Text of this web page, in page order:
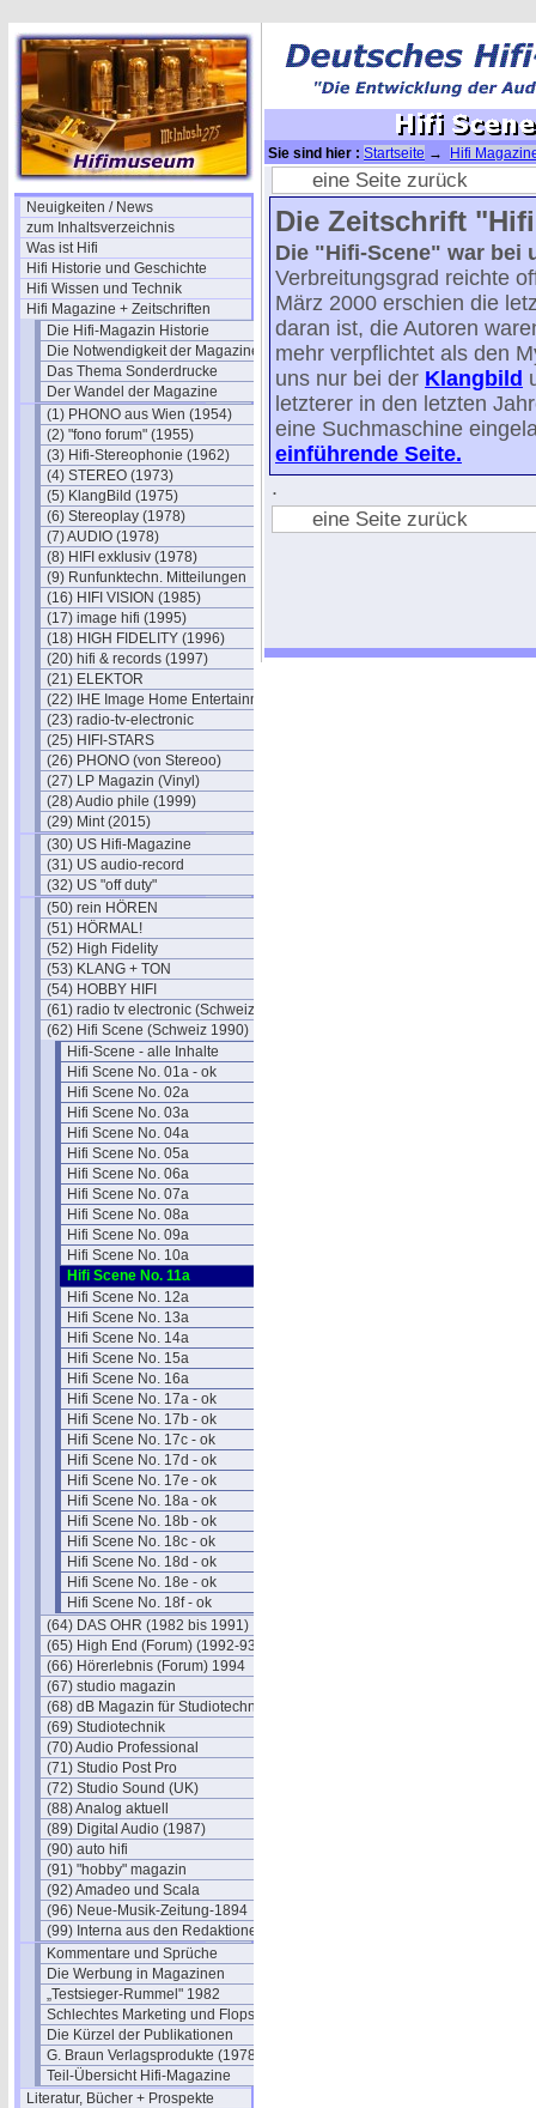
Neuigkeiten / News
zum Inhaltsverzeichnis
Was ist Hifi
Hifi Historie und Geschichte
Hifi Wissen und Technik
Hifi Magazine + Zeitschriften
Die Hifi-Magazin Historie
Die Notwendigkeit der Magazine
Das Thema Sonderdrucke
Der Wandel der Magazine
(1) PHONO aus Wien (1954)
(2) "fono forum" (1955)
(3) Hifi-Stereophonie (1962)
(4) STEREO (1973)
(5) KlangBild (1975)
(6) Stereoplay (1978)
(7) AUDIO (1978)
(8) HIFI exklusiv (1978)
(9) Runfunktechn. Mitteilungen
(16) HIFI VISION (1985)
(17) image hifi (1995)
(18) HIGH FIDELITY (1996)
(20) hifi & records (1997)
(21) ELEKTOR
(22) IHE Image Home Entertainment
(23) radio-tv-electronic
(25) HIFI-STARS
(26) PHONO (von Stereoo)
(27) LP Magazin (Vinyl)
(28) Audio phile (1999)
(29) Mint (2015)
(30) US Hifi-Magazine
(31) US audio-record
(32) US "off duty"
(50) rein HÖREN
(51) HÖRMAL!
(52) High Fidelity
(53) KLANG + TON
(54) HOBBY HIFI
(61) radio tv electronic (Schweiz)
(62) Hifi Scene (Schweiz 1990)
Hifi-Scene - alle Inhalte
Hifi Scene No. 01a - ok
Hifi Scene No. 02a
Hifi Scene No. 03a
Hifi Scene No. 04a
Hifi Scene No. 05a
Hifi Scene No. 06a
Hifi Scene No. 07a
Hifi Scene No. 08a
Hifi Scene No. 09a
Hifi Scene No. 10a
Hifi Scene No. 11a
Hifi Scene No. 12a
Hifi Scene No. 13a
Hifi Scene No. 14a
Hifi Scene No. 15a
Hifi Scene No. 16a
Hifi Scene No. 17a - ok
Hifi Scene No. 17b - ok
Hifi Scene No. 17c - ok
Hifi Scene No. 17d - ok
Hifi Scene No. 17e - ok
Hifi Scene No. 18a - ok
Hifi Scene No. 18b - ok
Hifi Scene No. 18c - ok
Hifi Scene No. 18d - ok
Hifi Scene No. 18e - ok
Hifi Scene No. 18f - ok
(64) DAS OHR (1982 bis 1991)
(65) High End (Forum) (1992-93)
(66) Hörerlebnis (Forum) 1994
(67) studio magazin
(68) dB Magazin für Studiotechnik
(69) Studiotechnik
(70) Audio Professional
(71) Studio Post Pro
(72) Studio Sound (UK)
(88) Analog aktuell
(89) Digital Audio (1987)
(90) auto hifi
(91) "hobby" magazin
(92) Amadeo und Scala
(96) Neue-Musik-Zeitung-1894
(99) Interna aus den Redaktionen
Kommentare und Sprüche
Die Werbung in Magazinen
„Testsieger-Rummel" 1982
Schlechtes Marketing und Flops
Die Kürzel der Publikationen
G. Braun Verlagsprodukte (1978)
Teil-Übersicht Hifi-Magazine
Literatur, Bücher + Prospekte
Sie sind hier : Startseite →
Hifi
No. 11aeine Seite zurück
Die Zeitschrift
Die "Hifi-Scene" war bei
Verbreitungsgrad reichte
März 2000 erschien die
daran ist, die Autoren
mehr verpflichtet als den
uns nur bei der Klangbild
letzterer in den letzten
eine Suchmaschine
einführende Seite.
.
eine Seite zurück